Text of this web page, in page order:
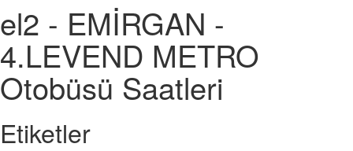
el2 - EMİRGAN -
4.LEVEND METRO
Otobüsü Saatleri
Etiketler